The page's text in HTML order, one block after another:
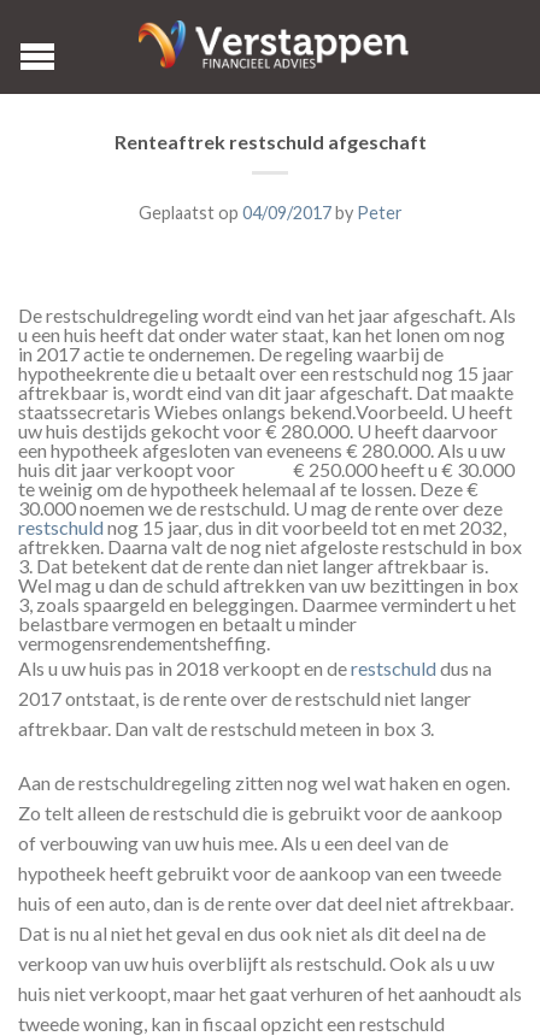
Renteaftrek restschuld afgeschaft
Geplaatst op 04/09/2017by Peter
De restschuldregeling wordt eind van het jaar afgeschaft. Als
u een huis heeft dat onder water staat, kan het lonen om nog
in 2017 actie te ondernemen. De regeling waarbij de
hypotheekrente die u betaalt over een restschuld nog 15 jaar
aftrekbaar is, wordt eind van dit jaar afgeschaft. Dat maakte
staatssecretaris Wiebes onlangs bekend.Voorbeeld. U heeft
uw huis destijds gekocht voor € 280.000. U heeft daarvoor
een hypotheek afgesloten van eveneens € 280.000. Als u uw
huis dit jaar verkoopt voor € 250.000 heeft u € 30.000
te weinig om de hypotheek helemaal af te lossen. Deze €
30.000 noemen we de restschuld. U mag de rente over deze
restschuld nog 15 jaar, dus in dit voorbeeld tot en met 2032,
aftrekken. Daarna valt de nog niet afgeloste restschuld in box
3. Dat betekent dat de rente dan niet langer aftrekbaar is.
Wel mag u dan de schuld aftrekken van uw bezittingen in box
3, zoals spaargeld en beleggingen. Daarmee vermindert u het
belastbare vermogen en betaalt u minder
vermogensrendementsheffing.
Als u uw huis pas in 2018 verkoopt en derestschuld dus na
2017 ontstaat, is de rente over de restschuld niet langer
aftrekbaar. Dan valt de restschuld meteen in box 3.
Aan de restschuldregeling zitten nog wel wat haken en ogen.
Zo telt alleen de restschuld die is gebruikt voor de aankoop
of verbouwing van uw huis mee. Als u een deel van de
hypotheek heeft gebruikt voor de aankoop van een tweede
huis of een auto, dan is de rente over dat deel niet aftrekbaar.
Dat is nu al niet het geval en dus ook niet als dit deel na de
verkoop van uw huis overblijft als restschuld. Ook als u uw
huis niet verkoopt, maar het gaat verhuren of het aanhoudt als
tweede woning, kan in fiscaal opzicht een restschuld